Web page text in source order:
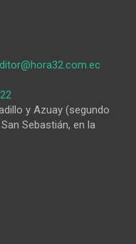
y Azuay (segundo
Sebastián, en la